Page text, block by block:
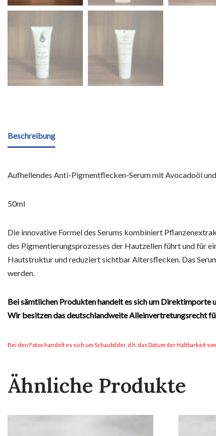
Beschreibung
Aufhellendes Anti-Pigmentflecken-Serum mit Avocadoöl
50ml
Die innovative Formel des Serums kombiniert
des Pigmentierungsprozesses der Hautzellen führt und für
Hautstruktur und reduziert sichtbar Altersflecken. Das
werden.
Bei sämtlichen Produkten handelt es sich um
Wir besitzen das deutschlandweite Alleinvertretungsrecht
Bei den Fotos handelt es sich um Schaubilder, d.h. das Datum der Haltbarkeit
Ähnliche Produkte